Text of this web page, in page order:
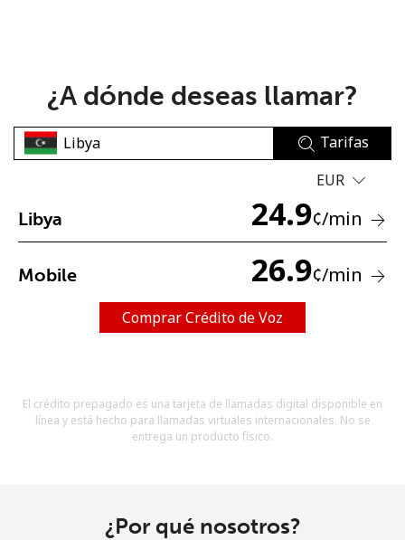
No se ha creado una contraseña
Un número
Mantente en contacto para recibir nuestras mejores
¿A dónde deseas llamar?
Tarifas
EUR
Libya 24.9¢/min
Mobile 26.9¢/min
Comprar Crédito de Voz
El crédito prepagado es una tarjeta de llamadas digital disponible en
línea y está hecho para llamadas virtuales internacionales. No se
entrega un producto físico.
¿Por qué nosotros?